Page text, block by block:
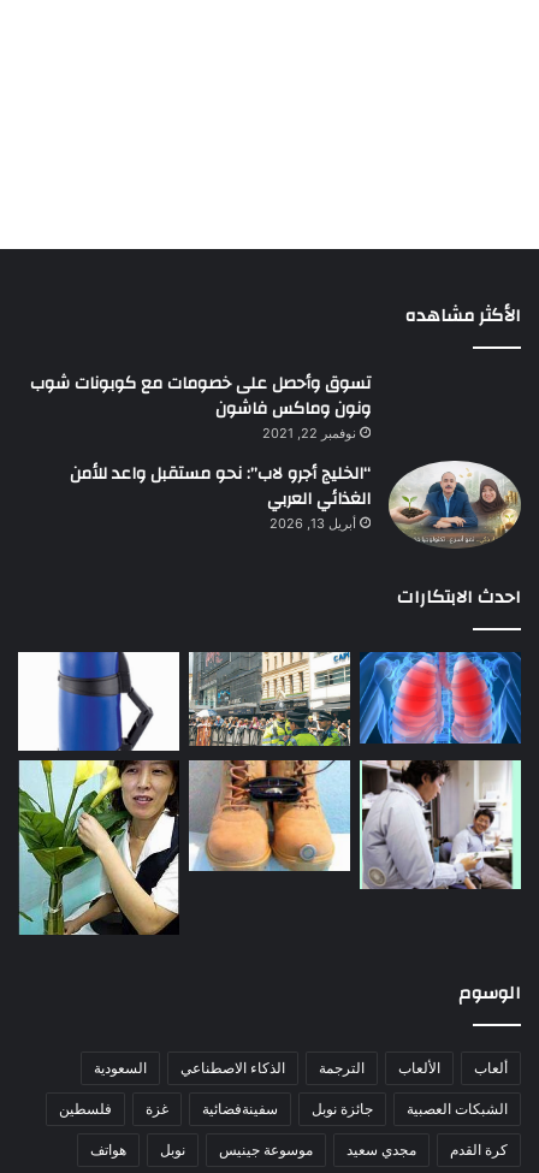
الأكثر مشاهده
تسوق وأحصل على خصومات مع كوبونات شوب
ونون وماكس فاشون
نوفمبر 22, 2021
“الخليج أجرو لاب”: نحو مستقبل واعد للأمن
الغذائي العربي
أبريل 13, 2026
احدث الابتكارات
الوسوم
ألعاب الألعاب الترجمة الذكاء الاصطناعي السعودية
الشبكات العصبية جائزة نوبل سفينةفضائية غزة فلسطين
كرة القدم مجدي سعيد موسوعة جينيس نوبل هواتف